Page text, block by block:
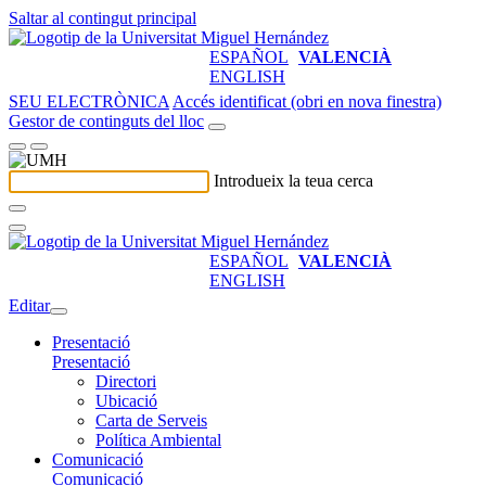
Saltar al contingut principal
ESPAÑOL VALENCIÀ
ENGLISH
SEU ELECTRÒNICA Accés identificat (obri en nova finestra)
Gestor de continguts del lloc
Introdueix la teua cerca
ESPAÑOL VALENCIÀ
ENGLISH
Editar
Presentació
Presentació
Directori
Ubicació
Carta de Serveis
Política Ambiental
Comunicació
Comunicació